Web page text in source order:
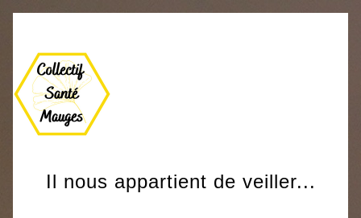
Il nous appartient de veiller...